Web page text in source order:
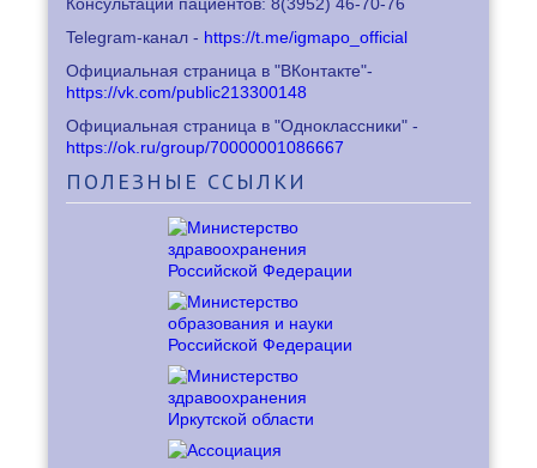
Telegram-канал - https://t.me/igmapo_official
Официальная страница в "ВКонтакте"-
https://vk.com/public213300148
Официальная страница в "Одноклассники" -
https://ok.ru/group/70000001086667
ПОЛЕЗНЫЕ ССЫЛКИ